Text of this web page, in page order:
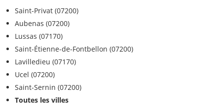
Saint-Privat (07200)
Aubenas (07200)
Lussas (07170)
Saint-Étienne-de-Fontbellon (07200)
Lavilledieu (07170)
Ucel (07200)
Saint-Sernin (07200)
Toutes les villes